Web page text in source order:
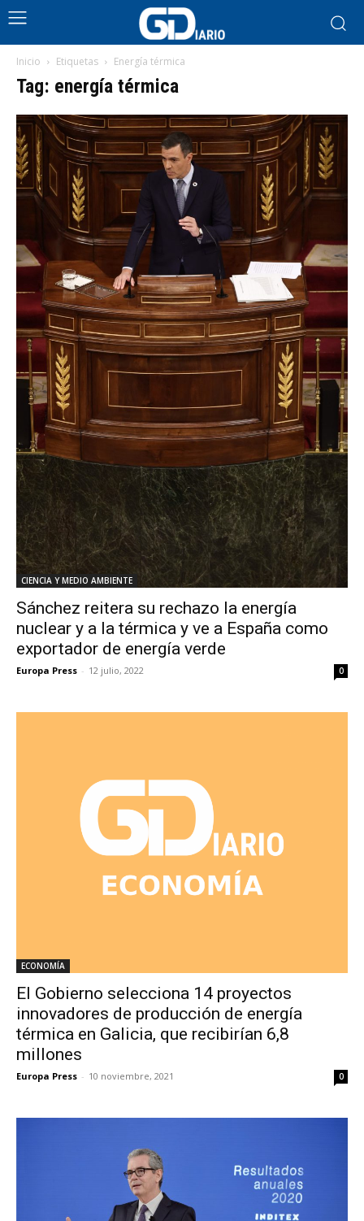
Inicio Etiquetas Energía térmica
Tag: energía térmica
CIENCIA Y MEDIO AMBIENTE
Sánchez reitera su rechazo la energía
nuclear y a la térmica y ve a España como
exportador de energía verde
Europa Press - 12 julio, 2022 0
ECONOMÍA
El Gobierno selecciona 14 proyectos
innovadores de producción de energía
térmica en Galicia, que recibirían 6,8
millones
Europa Press - 10 noviembre, 2021 0